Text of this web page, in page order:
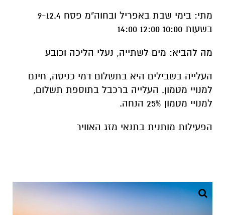
מתי: בימי שבת באפריל ובחוה"מ פסח 9-12.4
בשעות 10:00 12:00 14:00
מה להביא: מים לשתייה, נעלי הליכה וכובע
העלייה בשבילים היא בתשלום דמי כניסה, חינם
למנויי מטמון. העלייה ברכבל בתוספת תשלום,
למנויי מטמון 25% הנחה.
הפעילות מותנית בתנאי מזג האוויר